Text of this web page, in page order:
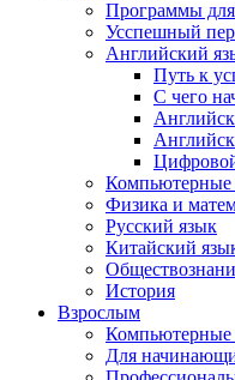
Программы
Усспешный
Английский
Путь к
С чего
Физика и
Русский язык
Китайский
История
Взрослым
Для